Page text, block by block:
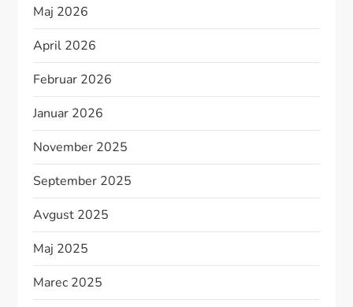
Maj 2026
April 2026
Februar 2026
Januar 2026
November 2025
September 2025
Avgust 2025
Maj 2025
Marec 2025